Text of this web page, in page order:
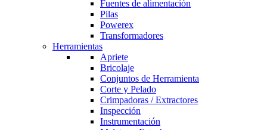
Fuentes de alimentación
Pilas
Powerex
Transformadores
Herramientas
Apriete
Bricolaje
Conjuntos de Herramienta
Corte y Pelado
Crimpadoras / Extractores
Inspección
Instrumentación